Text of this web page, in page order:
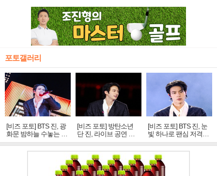
포토갤러리
[비즈 포토] BTS 진, 광
화문 밤하늘 수놓는 '비
주얼 킹'의 열창
[비즈 포토] 방탄소년
단 진, 라이브 공연 중
빛나는 독보적 아우라
[비즈 포토] BTS 진, 눈
빛 하나로 팬심 저격…
독보적 카리스마